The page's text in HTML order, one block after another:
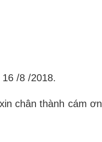
/8 /2018.
chân thành cám ơn